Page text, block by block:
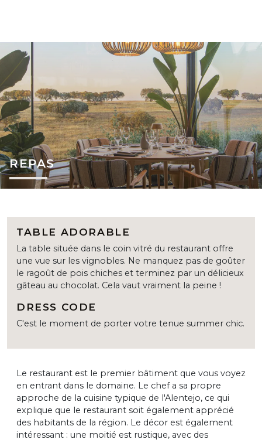
REPAS
TABLE ADORABLE
La table située dans le coin vitré du restaurant offre
une vue sur les vignobles. Ne manquez pas de goûter
le ragoût de pois chiches et terminez par un délicieux
gâteau au chocolat. Cela vaut vraiment la peine !
DRESS CODE
C'est le moment de porter votre tenue summer chic.
Le restaurant est le premier bâtiment que vous voyez
en entrant dans le domaine. Le chef a sa propre
approche de la cuisine typique de l'Alentejo, ce qui
explique que le restaurant soit également apprécié
des habitants de la région. Le décor est également
intéressant : une moitié est rustique, avec des